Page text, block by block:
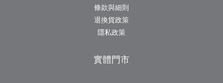
條款與細則
退換貨政策
隱私政策
實體門市